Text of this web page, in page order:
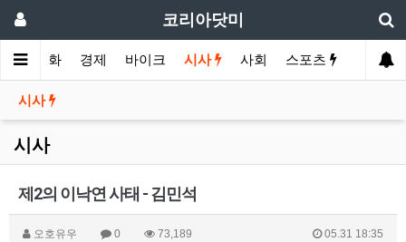
코리아닷미
인 영화 경제 바이크 시사 사회 스포츠 여행
시사
시사
제2의 이낙연 사태 - 김민석
오호유우 0 73,189 05.31 18:35